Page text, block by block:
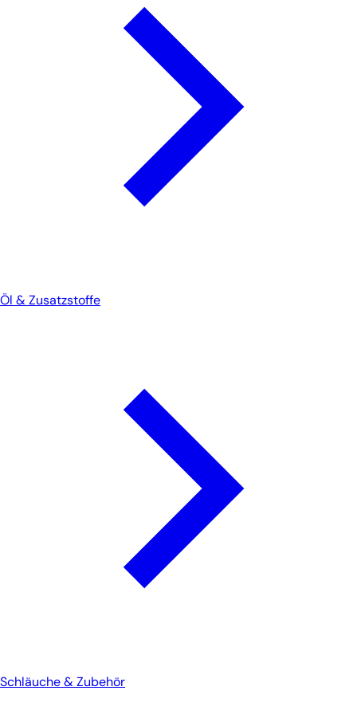
Öl & Zusatzstoffe
Schläuche & Zubehör